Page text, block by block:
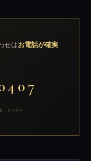
せはお電話が確実
16:00〜